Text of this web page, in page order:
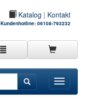
Katalog | Kontakt
Kundenhotline: 06108-793232
Toggle